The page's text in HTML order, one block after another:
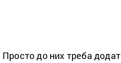
Просто до них треба